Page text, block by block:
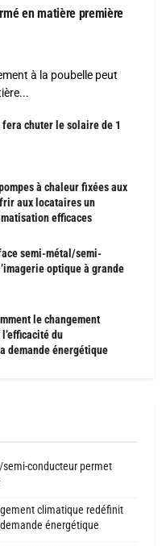
en matière première
à la poubelle peut
fera chuter le solaire de 1
à chaleur fixées aux
aux locataires un
efficaces
semi-métal/semi-
optique à grande
le changement
du
demande énergétique
semi-conducteur permet
climatique redéfinit
énergétique